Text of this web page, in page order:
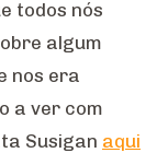
todos nós
algum
nos era
a ver com
Susigan aqui